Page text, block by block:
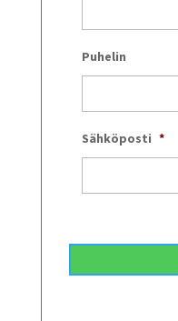
Puhelin
Sähköposti *